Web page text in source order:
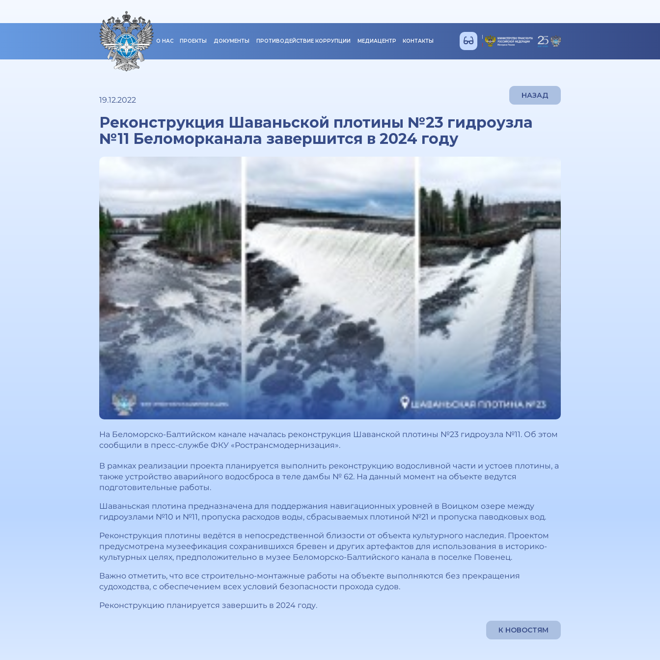
О НАС ПРОЕКТЫ ДОКУМЕНТЫ ПРОТИВОДЕЙСТВИЕ КОРРУПЦИИ МЕДИАЦЕНТР КОНТАКТЫ
19.12.2022 НАЗАД
Реконструкция Шаваньской плотины №23 гидроузла
№11 Беломорканала завершится в 2024 году
На Беломорско-Балтийском канале началась реконструкция Шаванской плотины №23 гидроузла №11. Об этом
сообщили в пресс-службе ФКУ «Ространсмодернизация».
В рамках реализации проекта планируется выполнить реконструкцию водосливной части и устоев плотины, а
также устройство аварийного водосброса в теле дамбы № 62. На данный момент на объекте ведутся
подготовительные работы.
Шаваньская плотина предназначена для поддержания навигационных уровней в Воицком озере между
гидроузлами №10 и №11, пропуска расходов воды, сбрасываемых плотиной №21 и пропуска паводковых вод.
Реконструкция плотины ведётся в непосредственной близости от объекта культурного наследия. Проектом
предусмотрена музеефикация сохранившихся бревен и других артефактов для использования в историко-
культурных целях, предположительно в музее Беломорско-Балтийского канала в поселке Повенец.
Важно отметить, что все строительно-монтажные работы на объекте выполняются без прекращения
судоходства, с обеспечением всех условий безопасности прохода судов.
Реконструкцию планируется завершить в 2024 году.
К НОВОСТЯМ